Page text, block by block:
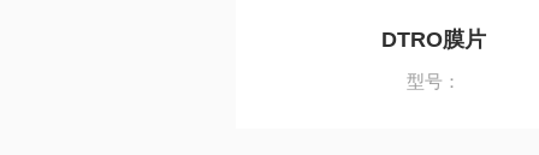
DTRO膜片
型号：